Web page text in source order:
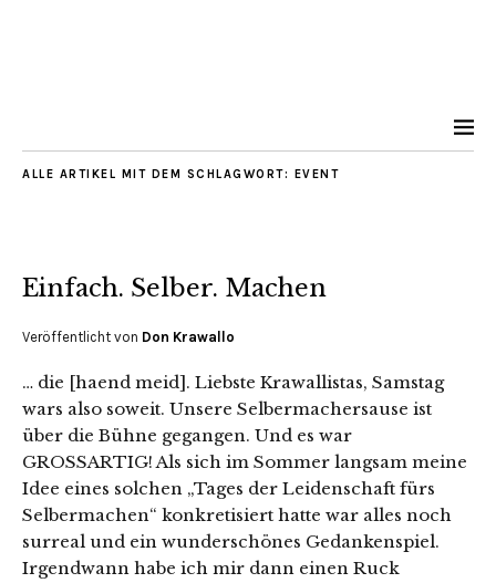
ALLE ARTIKEL MIT DEM SCHLAGWORT: EVENT
Einfach. Selber. Machen
Veröffentlicht von Don Krawallo
… die [haend meid]. Liebste Krawallistas, Samstag
wars also soweit. Unsere Selbermachersause ist
über die Bühne gegangen. Und es war
GROSSARTIG! Als sich im Sommer langsam meine
Idee eines solchen „Tages der Leidenschaft fürs
Selbermachen“ konkretisiert hatte war alles noch
surreal und ein wunderschönes Gedankenspiel.
Irgendwann habe ich mir dann einen Ruck